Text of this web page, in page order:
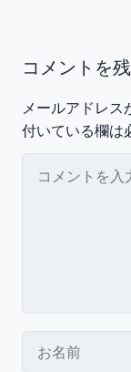
コメントを
メールアドレス
付いている欄は